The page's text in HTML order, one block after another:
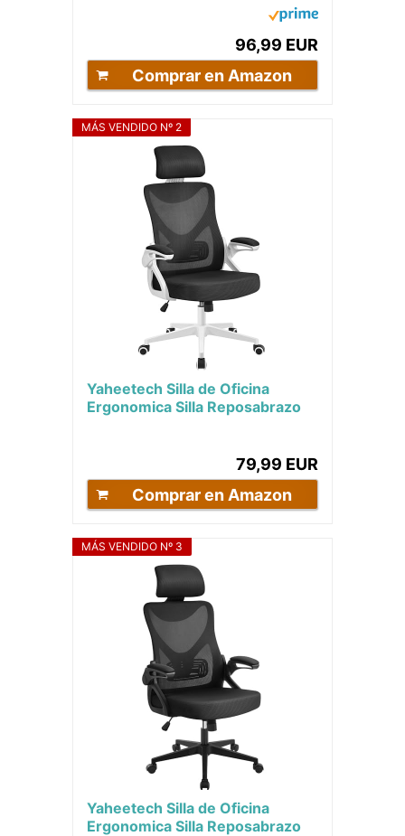
96,99 EUR
Comprar en Amazon
MÁS VENDIDO Nº 2
Yaheetech Silla de Oficina
Ergonomica Silla Reposabrazo
79,99 EUR
Comprar en Amazon
MÁS VENDIDO Nº 3
Yaheetech Silla de Oficina
Ergonomica Silla Reposabrazo